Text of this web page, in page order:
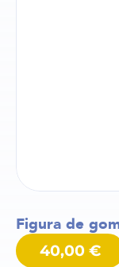
Figura de
40,00 €